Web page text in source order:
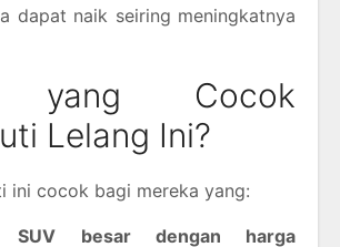
dapat naik seiring meningkatnya
yang Cocok
Lelang Ini?
ini cocok bagi mereka yang:
SUV besar dengan harga